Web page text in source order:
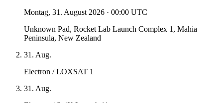
Montag, 31. August 2026 · 00:00 UTC
Unknown Pad, Rocket Lab Launch Complex 1, Mahia
Peninsula, New Zealand
31. Aug.
Electron / LOXSAT 1
31. Aug.